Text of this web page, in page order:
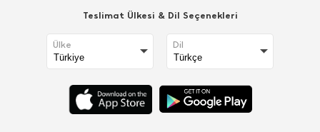
Teslimat Ülkesi & Dil Seçenekleri
Ülke Dil